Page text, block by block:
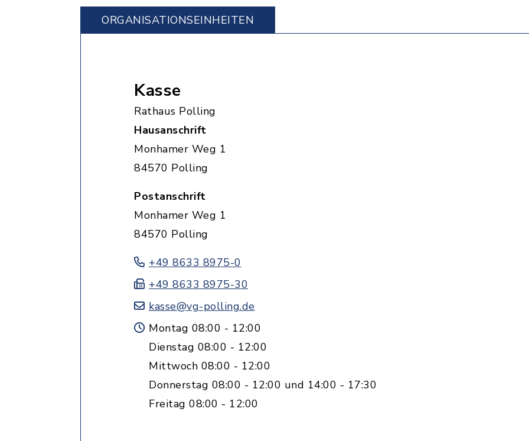
ORGANISATIONS­EINHEITEN
Kasse
Rathaus Polling
Hausanschrift
Monhamer Weg 1
84570 Polling
Postanschrift
Monhamer Weg 1
84570 Polling
+49 8633 8975-0
+49 8633 8975-30
kasse@vg-polling.de
Montag 08:00 - 12:00
Dienstag 08:00 - 12:00
Mittwoch 08:00 - 12:00
Donnerstag 08:00 - 12:00 und 14:00 - 17:30
Freitag 08:00 - 12:00